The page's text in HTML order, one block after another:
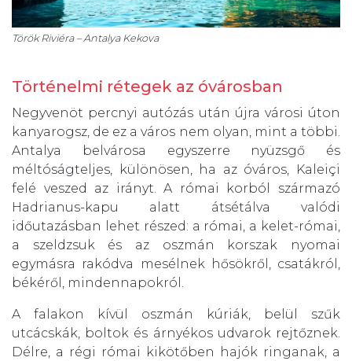
Török Riviéra – Antalya Kekova
Történelmi rétegek az óvárosban
Negyvenöt percnyi autózás után újra városi úton
kanyarogsz, de ez a város nem olyan, mint a többi.
Antalya belvárosa egyszerre nyüzsgő és
méltóságteljes, különösen, ha az óváros, Kaleiçi
felé veszed az irányt. A római korból származó
Hadrianus-kapu alatt átsétálva valódi
időutazásban lehet részed: a római, a kelet-római,
a szeldzsuk és az oszmán korszak nyomai
egymásra rakódva mesélnek hősökről, csatákról,
békéről, mindennapokról.
A falakon kívül oszmán kúriák, belül szűk
utcácskák, boltok és árnyékos udvarok rejtőznek.
Délre, a régi római kikötőben hajók ringanak, a